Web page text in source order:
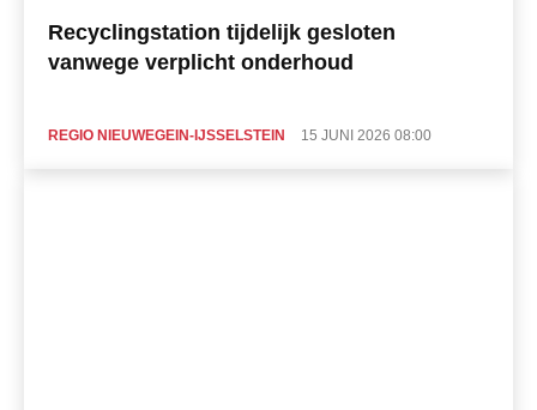
Recyclingstation tijdelijk gesloten
vanwege verplicht onderhoud
REGIO NIEUWEGEIN-IJSSELSTEIN 15 JUNI 2026 08:00